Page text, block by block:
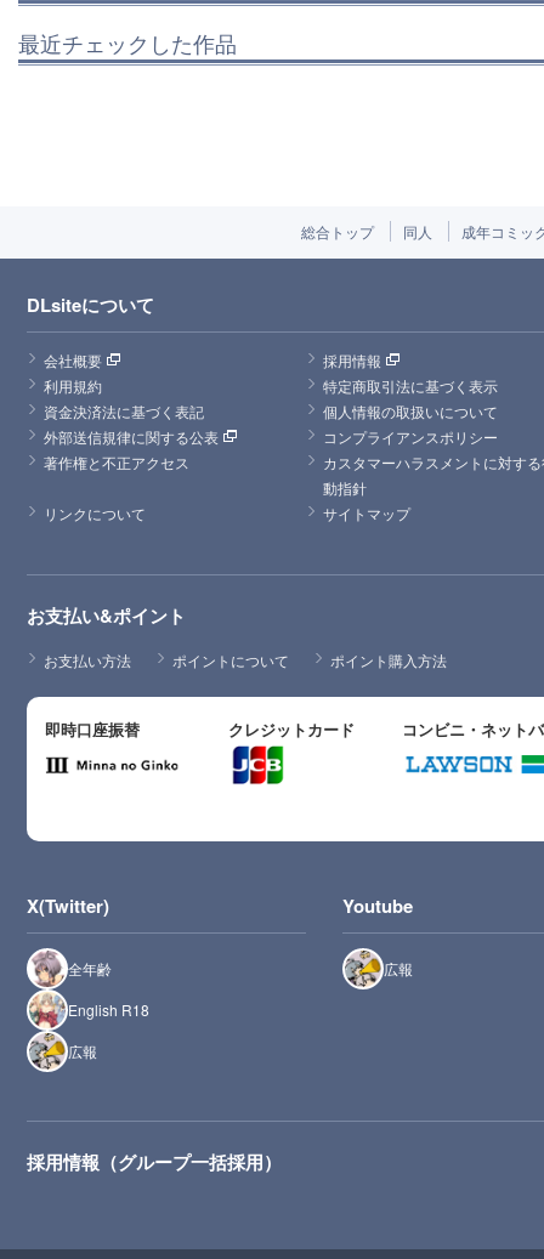
最近チェックした作品
総合トップ 同人 成年コミッ
DLsiteについて
会社概要
採用情報
利用規約
特定商取引法に基づく表示
資金決済法に基づく表記
個人情報の取扱いについて
外部送信規律に関する公表
コンプライアンスポリシー
著作権と不正アクセス
カスタマーハラスメントに対す
動指針
リンクについて
サイトマップ
お支払い&ポイント
お支払い方法 ポイントについて ポイント購入方法
即時口座振替 クレジットカード コンビニ・ネット
X(Twitter)
全年齢
English R18
広報
Youtube
広報
採用情報（グループ一括採用）